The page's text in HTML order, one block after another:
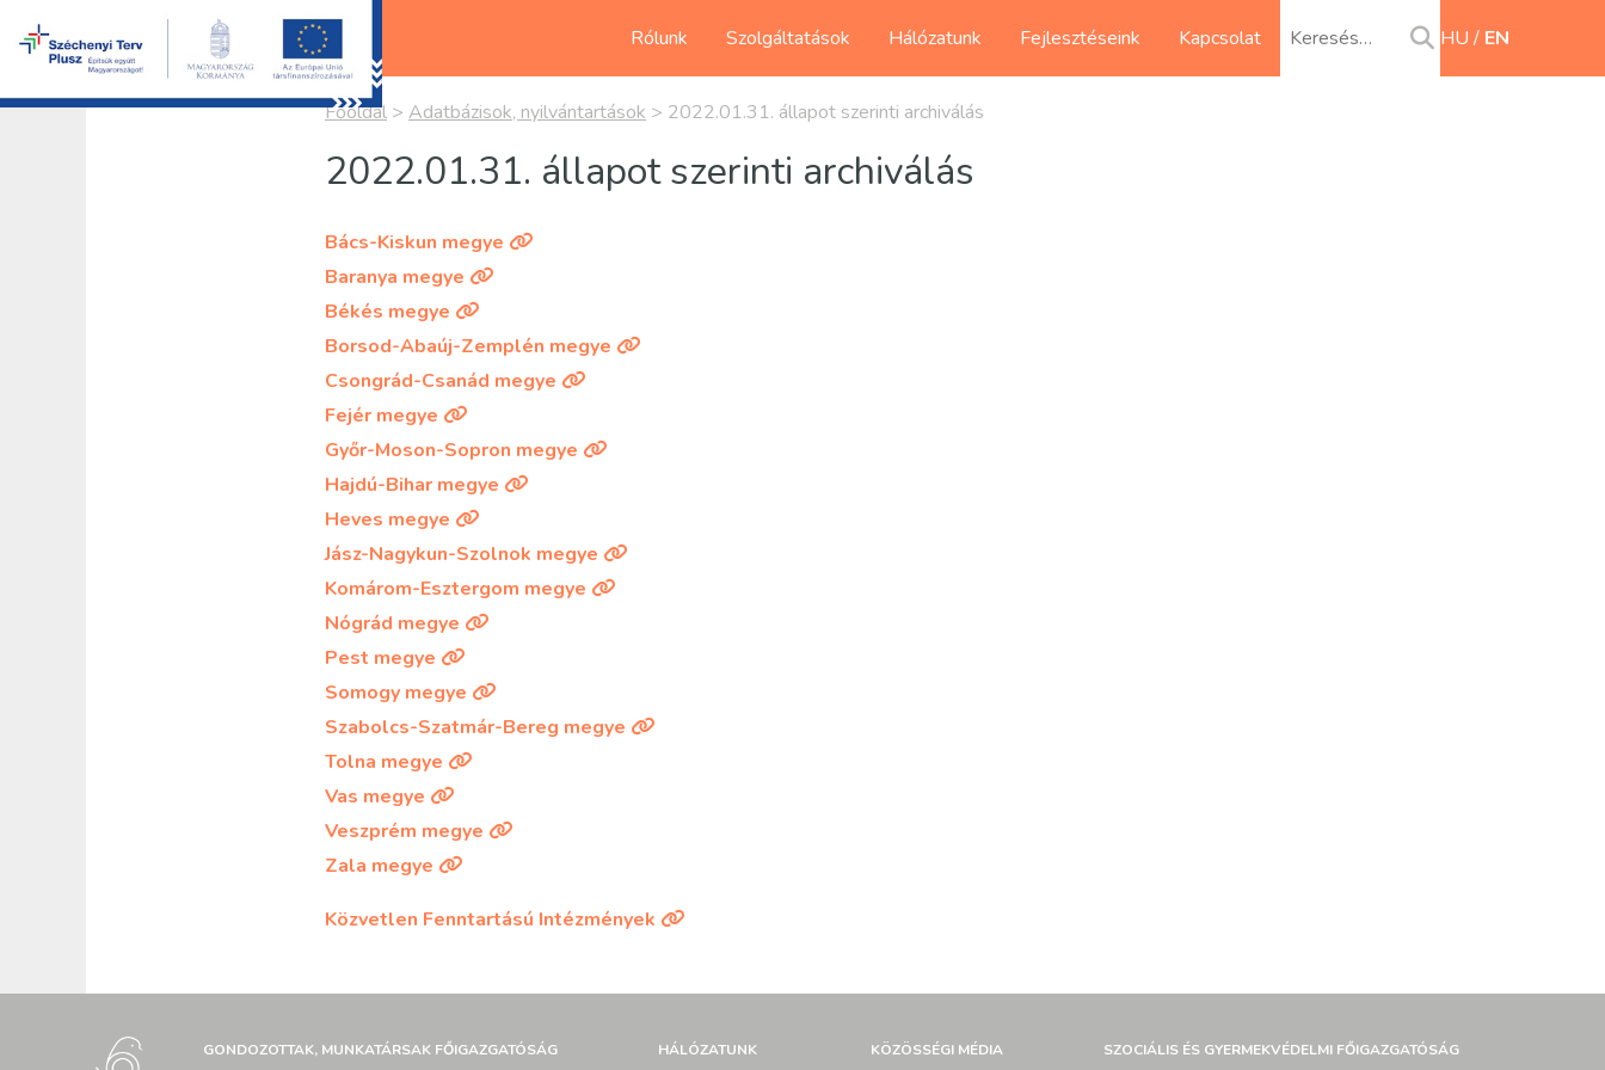
Rólunk Szolgáltatások Hálózatunk Fejlesztéseink Kapcsolat HU EN
Főoldal > Adatbázisok, nyilvántartások > 2022.01.31. állapot szerinti archiválás
2022.01.31. állapot szerinti archiválás
Bács-Kiskun megye
Baranya megye
Békés megye
Borsod-Abaúj-Zemplén megye
Csongrád-Csanád megye
Fejér megye
Győr-Moson-Sopron megye
Hajdú-Bihar megye
Heves megye
Jász-Nagykun-Szolnok megye
Komárom-Esztergom megye
Nógrád megye
Pest megye
Somogy megye
Szabolcs-Szatmár-Bereg megye
Tolna megye
Vas megye
Veszprém megye
Zala megye
Közvetlen Fenntartású Intézmények
GONDOZOTTAK, MUNKATÁRSAK FŐIGAZGATÓSÁG HÁLÓZATUNK KÖZÖSSÉGI MÉDIA SZOCIÁLIS ÉS GYERMEKVÉDELMI FŐIGAZGATÓSÁG